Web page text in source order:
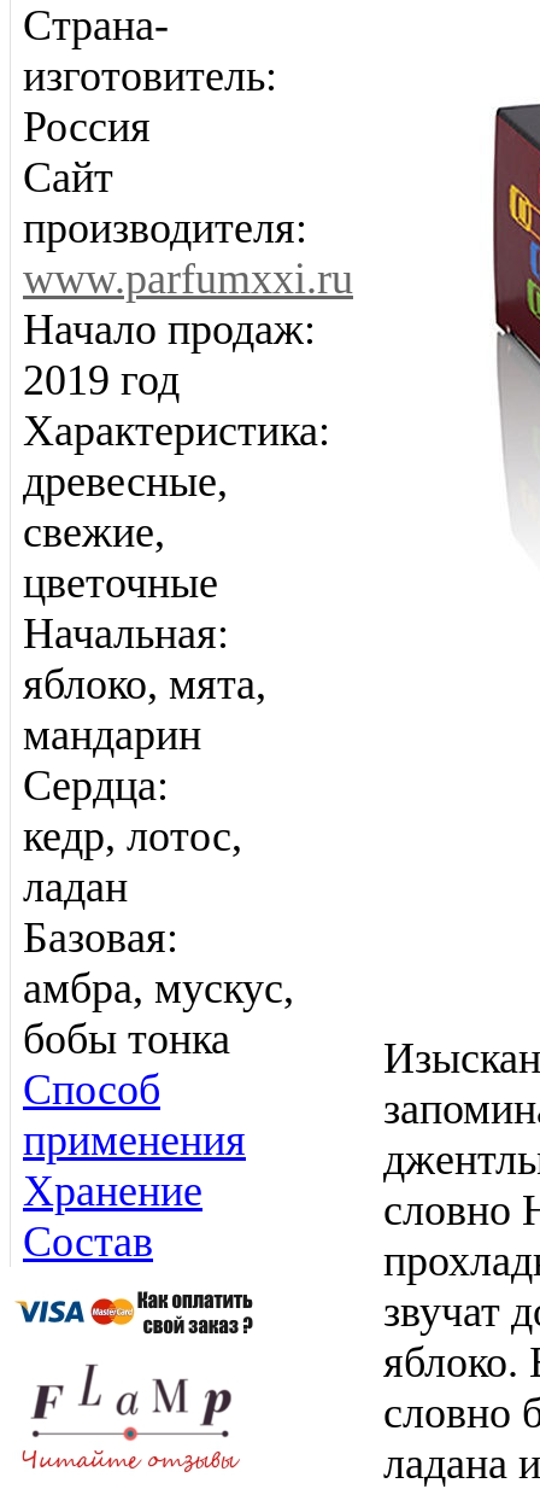
Страна-
изготовитель:
Россия
Сайт
производителя:
www.parfumxxi.ru
Начало продаж:
2019 год
Характеристика:
древесные,
свежие,
цветочные
Начальная:
яблоко, мята,
мандарин
Сердца:
кедр, лотос,
ладан
Базовая:
амбра, мускус,
бобы тонка
Способ
применения
Хранение
Состав
словно
звучат
яблоко.
словно
ладана